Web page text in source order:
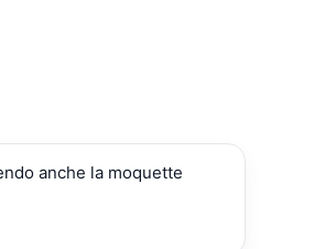
anche la moquette